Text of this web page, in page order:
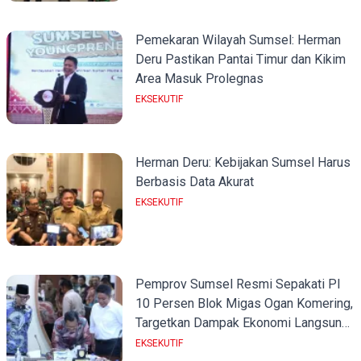
Pemekaran Wilayah Sumsel: Herman
Deru Pastikan Pantai Timur dan Kikim
Area Masuk Prolegnas
EKSEKUTIF
Herman Deru: Kebijakan Sumsel Harus
Berbasis Data Akurat
EKSEKUTIF
Pemprov Sumsel Resmi Sepakati PI
10 Persen Blok Migas Ogan Komering,
Targetkan Dampak Ekonomi Langsung
ke Rakyat
EKSEKUTIF